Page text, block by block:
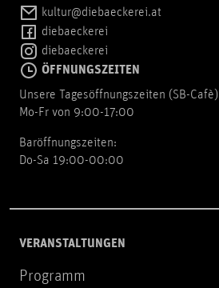
kultur@diebaeckerei.at
diebaeckerei
diebaeckerei
ÖFFNUNGSZEITEN
Unsere Tagesöffnungszeiten (SB-Cafè)
Mo-Fr von 9:00-17:00
Baröffnungszeiten:
Do-Sa 19:00-00:00
VERANSTALTUNGEN
Programm